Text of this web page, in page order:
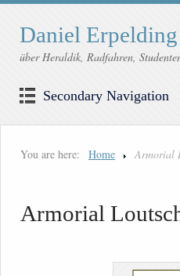
Daniel Erpelding
über Heraldik, Radfahren,
Secondary Navigation
You are here: Home Armorial
Armorial